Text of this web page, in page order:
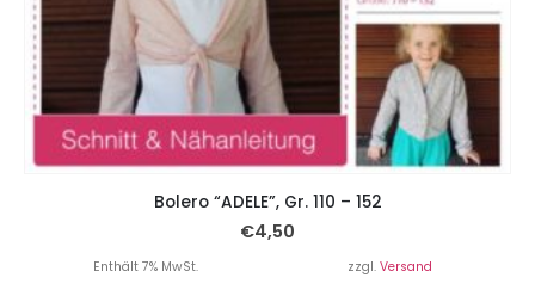
Bolero “ADELE”, Gr. 110 – 152
€4,50
Enthält 7% MwSt. zzgl. Versand